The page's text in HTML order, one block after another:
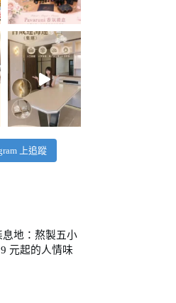
上追蹤
地：熬製五小
元起的人情味